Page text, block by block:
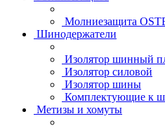
Молниезащита
Шинодержатели
Изолятор шинный
Изолятор силовой
Изолятор шины
Комплектующие к
Метизы и хомуты